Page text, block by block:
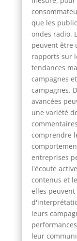
que les
ondes radio.
peuvent être
rapports sur
tendances
campagnes
campagnes.
avancées
une variété
comprendre
entreprises
l'écoute
contenus et
elles
leurs
leur